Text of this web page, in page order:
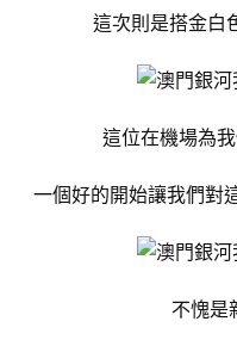
這次則是搭金白
這位在機場為
一個好的開始讓我們對
不愧是